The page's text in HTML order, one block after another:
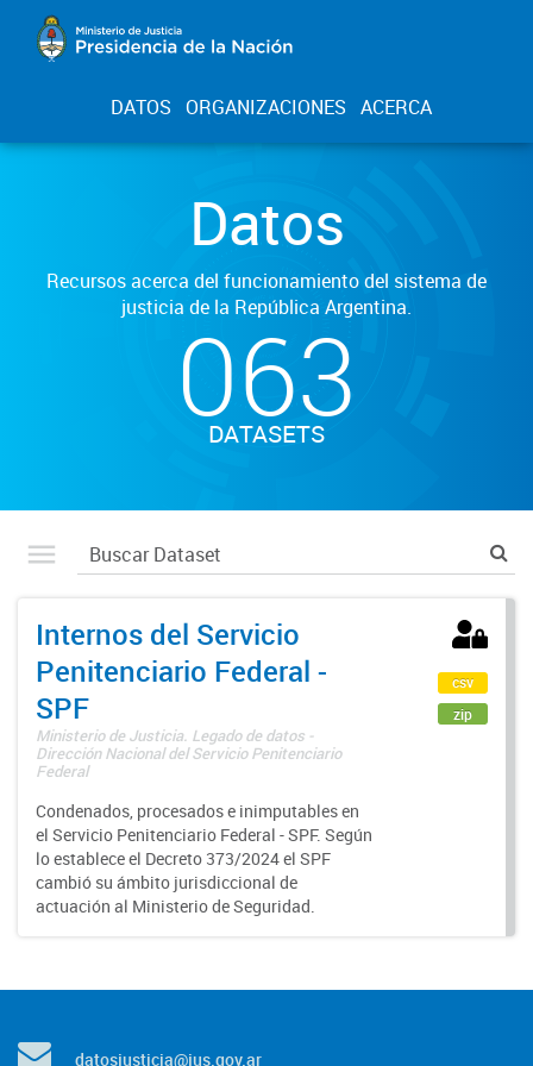
DATOS ORGANIZACIONES ACERCA
Datos
Recursos acerca del funcionamiento del sistema de
justicia de la República Argentina.
063
DATASETS
Internos del Servicio
Penitenciario Federal -
SPF
Ministerio de Justicia. Legado de datos -
Dirección Nacional del Servicio Penitenciario
Federal
Condenados, procesados e inimputables en
el Servicio Penitenciario Federal - SPF. Según
lo establece el Decreto 373/2024 el SPF
cambió su ámbito jurisdiccional de
actuación al Ministerio de Seguridad.
csv
zip
datosjusticia@jus.gov.ar